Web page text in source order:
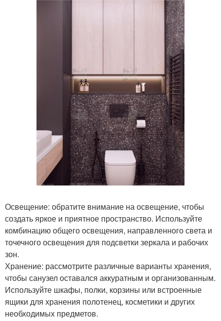
Освещение: обратите внимание на освещение, чтобы
создать яркое и приятное пространство. Используйте
комбинацию общего освещения, направленного света и
точечного освещения для подсветки зеркала и рабочих
зон.
Хранение: рассмотрите различные варианты хранения,
чтобы санузел оставался аккуратным и организованным.
Используйте шкафы, полки, корзины или встроенные
ящики для хранения полотенец, косметики и других
необходимых предметов.